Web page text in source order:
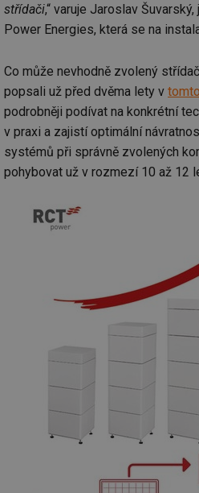
střídači,“ varuje Jaroslav
Power Energies, která se na
Co může nevhodně zvolený
popsali už před dvěma lety v
podrobněji podívat na konkrétní
v praxi a zajistí optimální
systémů při správně zvolených
pohybovat už v rozmezí 10 až 12